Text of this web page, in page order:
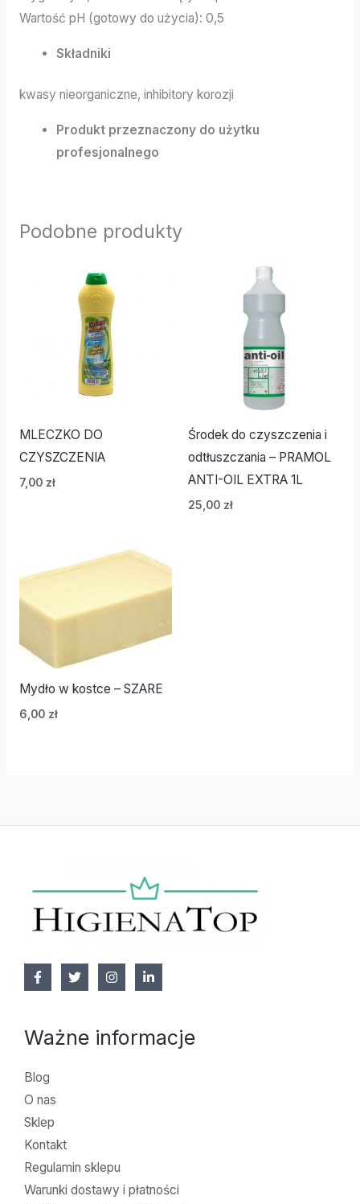
Wartość pH (gotowy do użycia): 0,5
Składniki
kwasy nieorganiczne, inhibitory korozji
Produkt przeznaczony do użytku
profesjonalnego
Podobne produkty
MLECZKO DO
CZYSZCZENIA
7,00 zł
Środek do czyszczenia i
odtłuszczania – PRAMOL
ANTI-OIL EXTRA 1L
25,00 zł
Mydło w kostce – SZARE
6,00 zł
Ważne informacje
Blog
O nas
Sklep
Kontakt
Regulamin sklepu
Warunki dostawy i płatności